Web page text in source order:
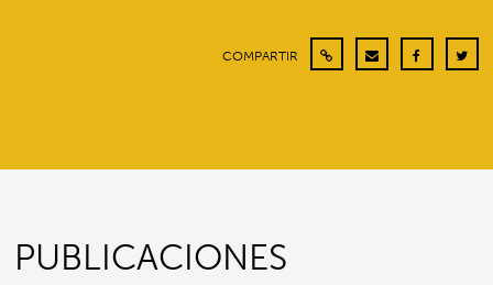
COMPARTIR
PUBLICACIONES